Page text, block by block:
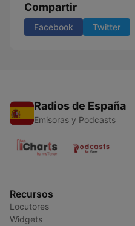
Compartir
Facebook Twitter
Radios de España
Emisoras y Podcasts
Recursos
Locutores
Widgets